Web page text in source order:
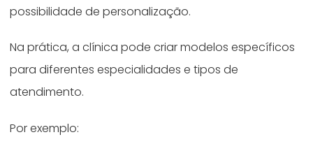
possibilidade de personalização.
Na prática, a clínica pode criar modelos específicos
para diferentes especialidades e tipos de
atendimento.
Por exemplo: